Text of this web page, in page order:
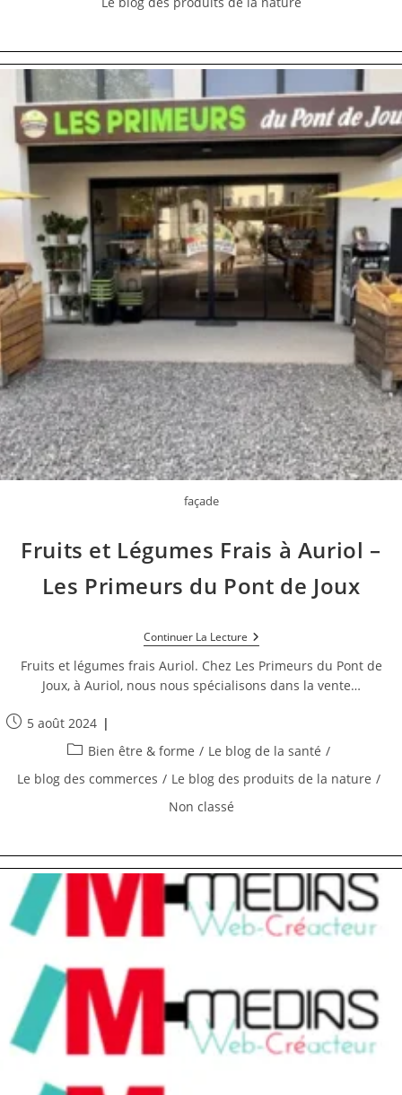
façade
Fruits et Légumes Frais à Auriol –
Les Primeurs du Pont de Joux
Continuer La LectureFruits
Et
Légumes
Frais
À
Primeurs
Pont
Fruits et légumes frais Auriol. Chez Les Primeurs du Pont de
Joux, à Auriol, nous nous spécialisons dans la vente…
Publication
5 août 2024
PostBien être & forme / Le blog de la santé /
Le blog des commerces / Le blog des produits de la nature /
Non classé